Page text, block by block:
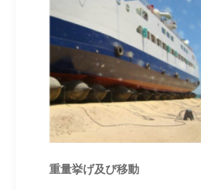
重量挙げ及び移動